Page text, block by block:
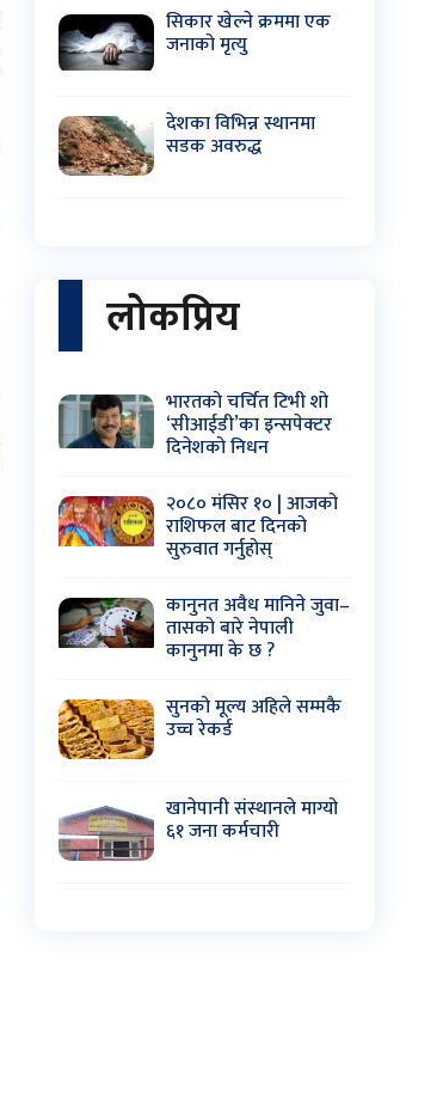
सिकार खेल्ने क्रममा एक
जनाको मृत्यु
देशका विभिन्न स्थानमा
सडक अवरुद्ध
लोकप्रिय
भारतको चर्चित टिभी शो
‘सीआईडी’का इन्सपेक्टर
दिनेशको निधन
२०८० मंसिर १० | आजको
राशिफल बाट दिनको
सुरुवात गर्नुहोस्
कानुनत अवैध मानिने जुवा–
तासको बारे नेपाली
कानुनमा के छ ?
सुनको मूल्य अहिले सम्मकै
उच्च रेकर्ड
खानेपानी संस्थानले माग्यो
६१ जना कर्मचारी